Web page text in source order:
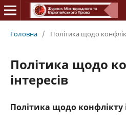
Головна / Політика щодо
Політика щодо
інтересів
Політика щодо конфлікту